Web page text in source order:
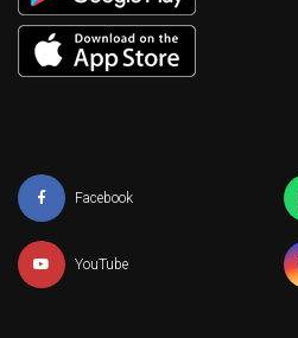
Facebook
YouTube